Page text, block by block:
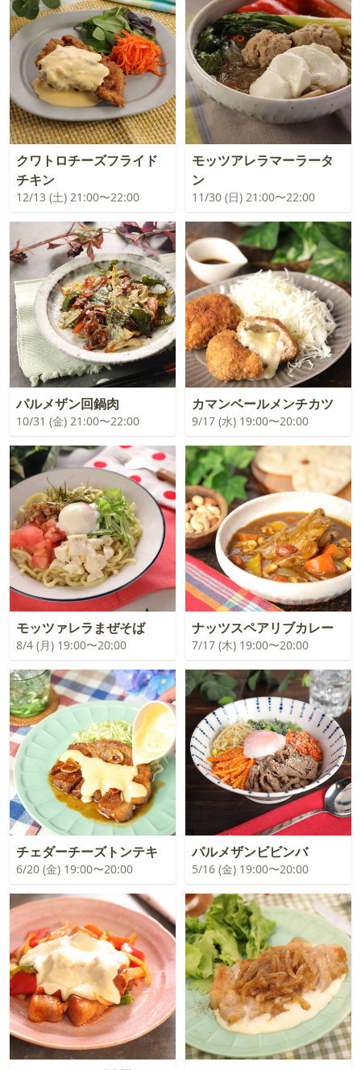
クワトロチーズフライド
チキン
12/13 (土) 21:00〜22:00
モッツアレラマーラータ
ン
11/30 (日) 21:00〜22:00
パルメザン回鍋肉
10/31 (金) 21:00〜22:00
カマンベールメンチカツ
9/17 (水) 19:00〜20:00
モッツァレラまぜそば
8/4 (月) 19:00〜20:00
ナッツスペアリブカレー
7/17 (木) 19:00〜20:00
チェダーチーズトンテキ
6/20 (金) 19:00〜20:00
パルメザンビビンバ
5/16 (金) 19:00〜20:00